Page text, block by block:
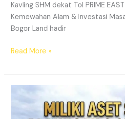
Kavling SHM dekat Tol PRIME
Kemewahan Alam & Investasi
Bogor Land hadir
Read More »
Tanah
Kavling